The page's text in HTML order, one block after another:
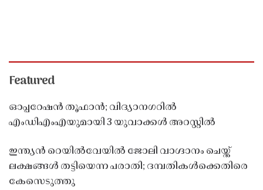
Featured
ഓപ്പറേഷൻ തൂഫാൻ; വിദ്യാനഗറിൽ
എംഡിഎംഎയുമായി 3 യുവാക്കൾ അറസ്റ്റിൽ
ഇന്ത്യൻ റെയിൽവേയിൽ ജോലി വാഗ്ദാനം ചെയ്ത്
ലക്ഷങ്ങൾ തട്ടിയെന്ന പരാതി; ദമ്പതികൾക്കെതിരെ
കേസെടുത്തു